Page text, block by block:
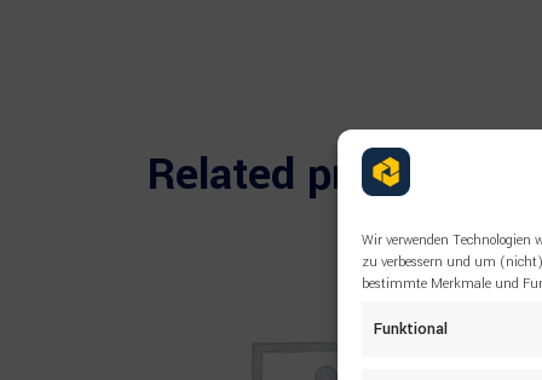
Wir verwenden Technologien
zu verbessern und um
bestimmte Merkmale und
Funktional
Related products